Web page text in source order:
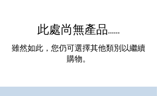
此處尚無產品......
雖然如此，您仍可選擇其他類別以繼續
購物。